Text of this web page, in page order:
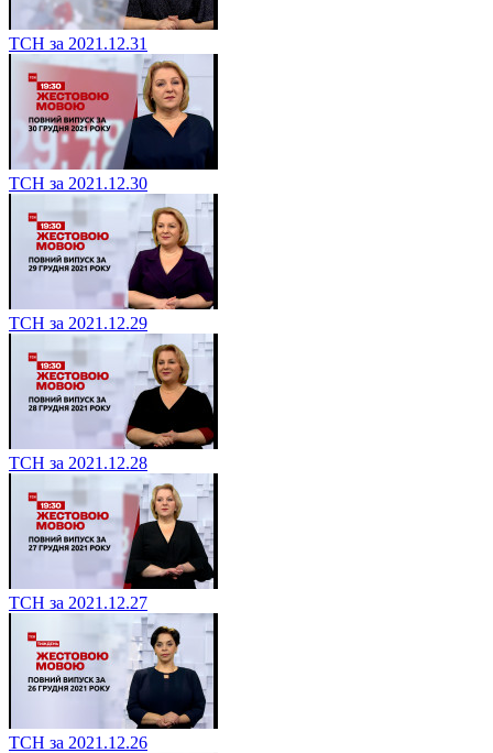
ТСН за 2021.12.31
ТСН за 2021.12.30
ТСН за 2021.12.29
ТСН за 2021.12.28
ТСН за 2021.12.27
ТСН за 2021.12.26